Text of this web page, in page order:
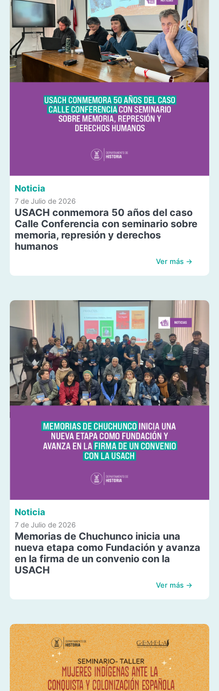
Noticia
7 de Julio de 2026
USACH conmemora 50 años del caso
Calle Conferencia con seminario sobre
memoria, represión y derechos
humanos
Ver más →
Noticia
7 de Julio de 2026
Memorias de Chuchunco inicia una
nueva etapa como Fundación y avanza
en la firma de un convenio con la
USACH
Ver más →